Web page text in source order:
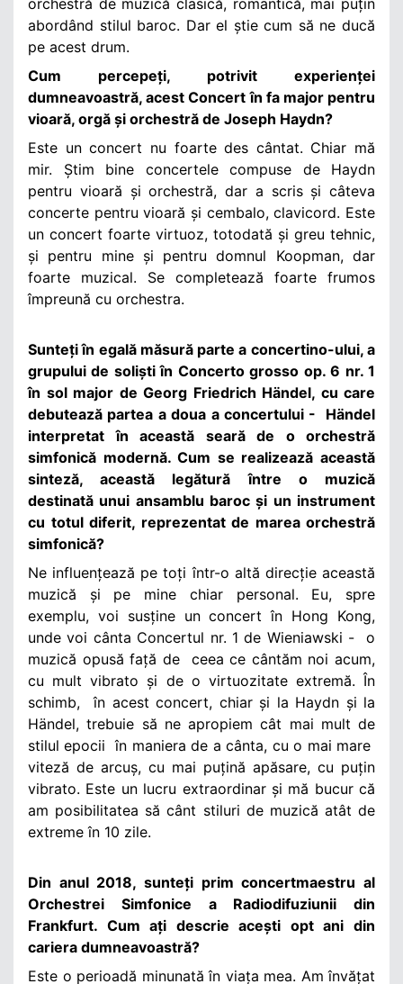
orchestră de muzică clasică, romantică, mai puțin
abordând stilul baroc. Dar el știe cum să ne ducă
pe acest drum.
Cum percepeți, potrivit experienței
dumneavoastră, acest Concert în fa major pentru
vioară, orgă și orchestră de Joseph Haydn?
Este un concert nu foarte des cântat. Chiar mă
mir. Știm bine concertele compuse de Haydn
pentru vioară și orchestră, dar a scris și câteva
concerte pentru vioară și cembalo, clavicord. Este
un concert foarte virtuoz, totodată și greu tehnic,
și pentru mine și pentru domnul Koopman, dar
foarte muzical. Se completează foarte frumos
împreună cu orchestra.
Sunteți în egală măsură parte a concertino-ului, a
grupului de soliști în Concerto grosso op. 6 nr. 1
în sol major de Georg Friedrich Händel, cu care
debutează partea a doua a concertului - Händel
interpretat în această seară de o orchestră
simfonică modernă. Cum se realizează această
sinteză, această legătură între o muzică
destinată unui ansamblu baroc și un instrument
cu totul diferit, reprezentat de marea orchestră
simfonică?
Ne influențează pe toți într-o altă direcție această
muzică și pe mine chiar personal. Eu, spre
exemplu, voi susține un concert în Hong Kong,
unde voi cânta Concertul nr. 1 de Wieniawski - o
muzică opusă față de ceea ce cântăm noi acum,
cu mult vibrato și de o virtuozitate extremă.În
schimb, în acest concert, chiar și la Haydn și la
Händel, trebuie să ne apropiem cât mai mult de
stilul epocii în maniera de a cânta, cu o mai mare
viteză de arcuș, cu mai puțină apăsare, cu puțin
vibrato. Este un lucru extraordinar și mă bucur că
am posibilitatea să cânt stiluri de muzică atât de
extreme în 10 zile.
Din anul 2018, sunteți prim concertmaestru al
Orchestrei Simfonice a Radiodifuziunii din
Frankfurt. Cum ați descrie acești opt ani din
cariera dumneavoastră?
Este o perioadă minunată în viața mea. Am învățat